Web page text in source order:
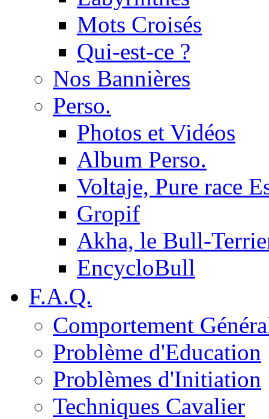
Mots Croisés
Qui-est-ce ?
Nos Bannières
Perso.
Photos et Vidéos
Album Perso.
Voltaje, Pure race
Gropif
Akha, le Bull-
EncycloBull
F.A.Q.
Comportement
Problème d'Education
Problèmes d'Initiation
Techniques Cavalier